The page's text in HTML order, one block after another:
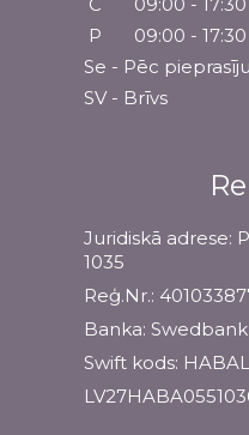
P
09:00 - 17:30
Se - Pēc
SV - Brīvs
Juridiskā adrese:
1035
Reģ.Nr.:
Banka: Swedbank
Swift kods: